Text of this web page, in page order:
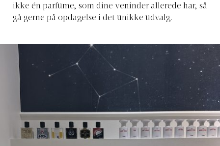
ikke én parfume, som dine veninder allerede har, så
gå gerne på opdagelse i det unikke udvalg.